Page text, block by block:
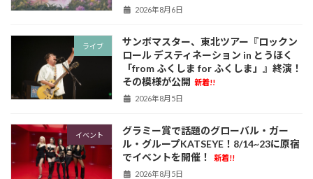
2026年8月6日
ライブ
サンボマスター、東北ツアー『ロックン
ロール デスティネーション in とうほく
「from ふくしま for ふくしま」』終演！
その模様が公開 新着!!
2026年8月5日
イベント
グラミー賞で話題のグローバル・ガー
ル・グループKATSEYE！8/14~23に原宿
でイベントを開催！
新着!!
2026年8月5日